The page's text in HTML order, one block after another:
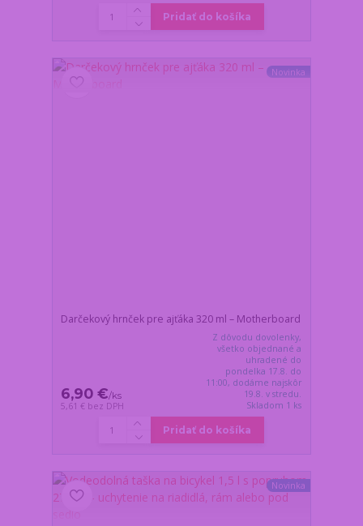
Pridať do košíka
Novinka
Darčekový hrnček pre ajťáka 320 ml – Motherboard
6,90 €/ks
5,61 € bez DPH
Z dôvodu dovolenky,
všetko objednané a
uhradené do
pondelka 17.8. do
11:00, dodáme najskôr
19.8. v stredu.
Skladom 1 ks
Pridať do košíka
Novinka